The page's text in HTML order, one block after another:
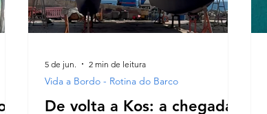
De volta a Kos: a chegada
Vida a Bordo - Rotina do Barco
5 de jun. 2 min de leitura